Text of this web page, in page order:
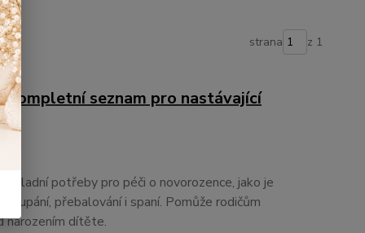
strana z 1
kompletní seznam pro nastávající
základní potřeby pro péči o novorozence, jako je
přebalování i spaní. Pomůže rodičům
dítěte.